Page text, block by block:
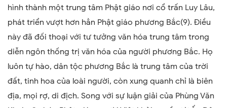
hình thành một trung tâm Phật giáo nơi cổ trấn Luy Lâu,
phát triển vượt hơn hẳn Phật giáo phương Bắc(9). Điều
này đã đối thoại với tư tưởng văn hóa trung tâm trong
diễn ngôn thống trị văn hóa của người phương Bắc. Họ
luôn tự hào, dân tộc phương Bắc là trung tâm của trời
đất, tinh hoa của loài người, còn xung quanh chỉ là biên
địa, mọi rợ, di địch. Song với sự luận giải của Phùng Văn